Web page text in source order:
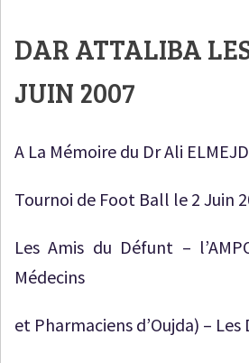
DAR ATTALIBA
JUIN 2007
A La Mémoire du Dr Ali
Tournoi de Foot Ball le 2 Juin
Les Amis du Défunt –
Médecins
et Pharmaciens d’Oujda) –